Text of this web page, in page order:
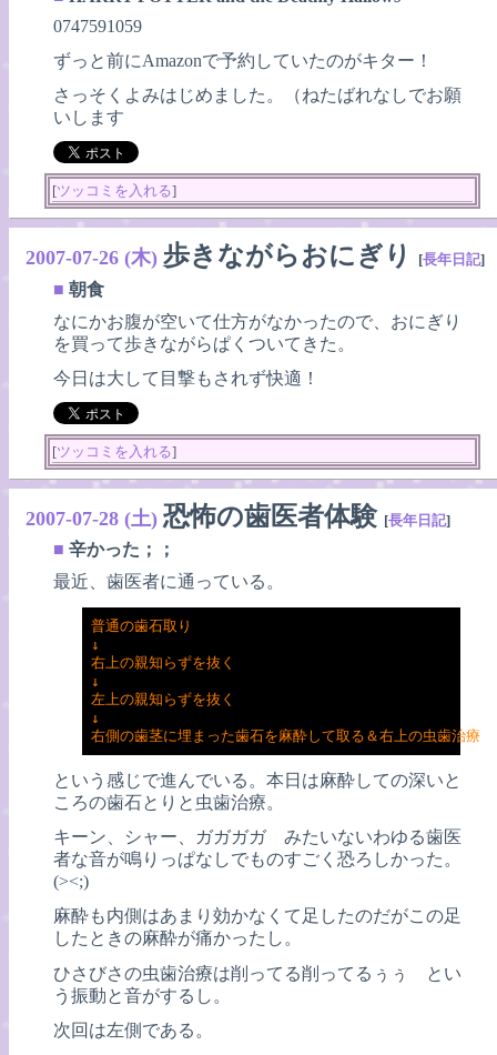
0747591059
ずっと前にAmazonで予約していたのがキター！
さっそくよみはじめました。（ねたばれなしでお願
いします
[ツッコミを入れる]
2007-07-26 (木) 歩きながらおにぎり [長年日記]
■ 朝食
なにかお腹が空いて仕方がなかったので、おにぎり
を買って歩きながらぱくついてきた。
今日は大して目撃もされず快適！
[ツッコミを入れる]
2007-07-28 (土) 恐怖の歯医者体験 [長年日記]
■ 辛かった；；
最近、歯医者に通っている。
普通の歯石取り
↓
右上の親知らずを抜く
↓
左上の親知らずを抜く
↓
右側の歯茎に埋まった歯石を麻酔して取る＆右上の虫歯治療
という感じで進んでいる。本日は麻酔しての深いと
ころの歯石とりと虫歯治療。
キーン、シャー、ガガガガ みたいないわゆる歯医
者な音が鳴りっぱなしでものすごく恐ろしかった。
(><;)
麻酔も内側はあまり効かなくて足したのだがこの足
したときの麻酔が痛かったし。
ひさびさの虫歯治療は削ってる削ってるぅぅ とい
う振動と音がするし。
次回は左側である。